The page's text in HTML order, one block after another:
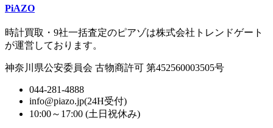
PiAZO
時計買取・9社一括査定のピアゾは株式会社トレンドゲート
が運営しております。
神奈川県公安委員会 古物商許可 第452560003505号
044-281-4888
info@piazo.jp(24H受付)
10:00～17:00 (土日祝休み)